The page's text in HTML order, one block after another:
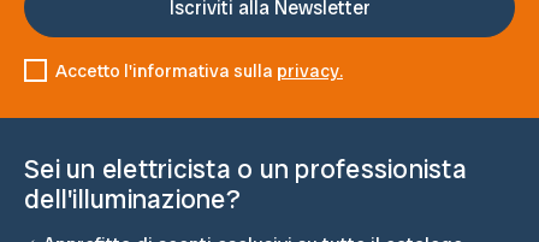
Accetto l'informativa sulla privacy.
Sei un elettricista o un professionista
dell'illuminazione?